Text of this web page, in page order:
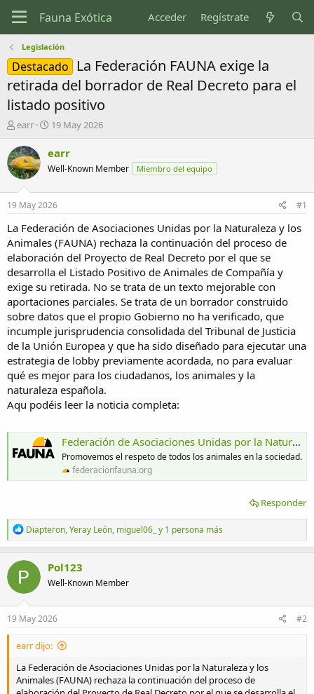
Acceder Regístrate
Legislación
Destacado
La Federación FAUNA exige la
retirada del borrador de Real Decreto para el
listado positivo
I
i
c
i
d
o
r
d
e
l
t
e
m
a
earr
F
c
a
e
i
n
c
i
o
19 May 2026
earr
Well-Known Member Miembro del equipo
19 May 2026 #1
La Federación de Asociaciones Unidas por la Naturaleza y los
Animales (FAUNA) rechaza la continuación del proceso de
elaboración del Proyecto de Real Decreto por el que se
desarrolla el Listado Positivo de Animales de Compañía y
exige su retirada. No se trata de un texto mejorable con
aportaciones parciales. Se trata de un borrador construido
sobre datos que el propio Gobierno no ha verificado, que
incumple jurisprudencia consolidada del Tribunal de Justicia
de la Unión Europea y que ha sido diseñado para ejecutar una
estrategia de lobby previamente acordada, no para evaluar
qué es mejor para los ciudadanos, los animales y la
naturaleza española.
Aqu podéis leer la noticia completa:
Federación de Asociaciones Unidas por la Naturaleza y los Animales
Promovemos el respeto de todos los animales en la sociedad.
federacionfauna.org
Responder
R
e
a
c
c
o
n
e
Diapteron,Yeray León, miguel06_ y 1 persona más
Pol123
Well-Known Member
19 May 2026 #2
earr dijo:
La Federación de Asociaciones Unidas por la Naturaleza y los
Animales (FAUNA) rechaza la continuación del proceso de